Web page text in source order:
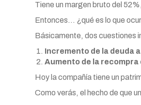
Tiene un margen bruto del
Entonces… ¿qué es lo que
Básicamente, dos cuestiones
Incremento de la deuda
Aumento de la
Hoy la compañía tiene un
Como verás, el hecho de que